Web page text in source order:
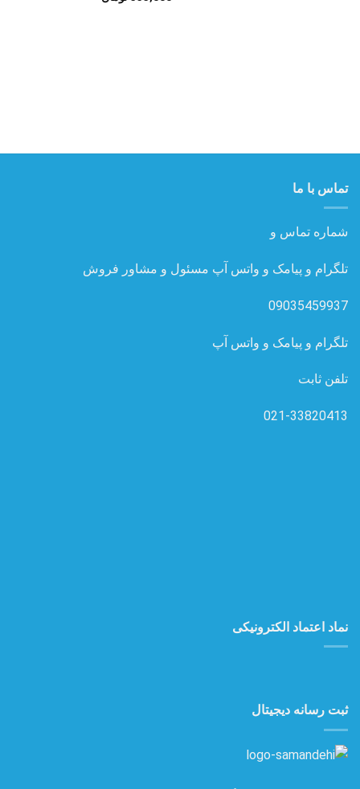
تماس با ما
شماره تماس و
تلگرام و پیامک و واتس آپ مسئول و مشاور فروش
09035459937
تلگرام و پیامک و واتس آپ
تلفن ثابت
021-33820413
نماد اعتماد الکترونیکی
ثبت رسانه دیجیتال